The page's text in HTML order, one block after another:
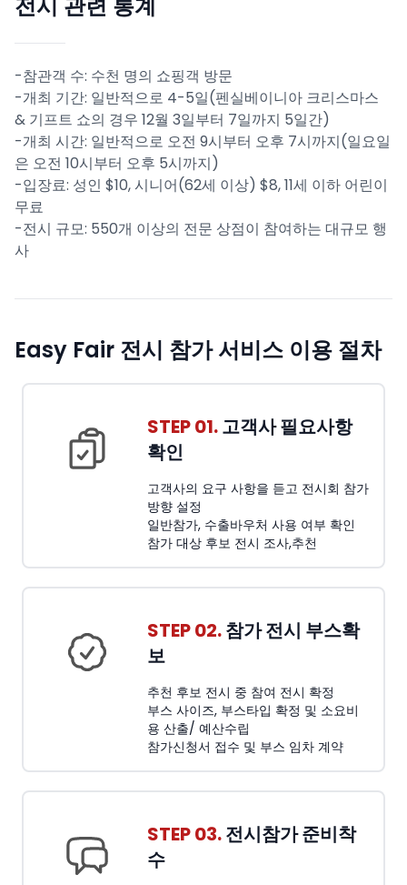
-참관객 수: 수천 명의 쇼핑객 방문
-개최 기간: 일반적으로 4-5일(펜실베이니아 크리스마스
& 기프트 쇼의 경우 12월 3일부터 7일까지 5일간)
-개최 시간: 일반적으로 오전 9시부터 오후 7시까지(일요일
은 오전 10시부터 오후 5시까지)
-입장료: 성인 $10, 시니어(62세 이상) $8, 11세 이하 어린이
무료
-전시 규모: 550개 이상의 전문 상점이 참여하는 대규모 행
사
Easy Fair 전시 참가 서비스 이용 절차
STEP 01.고객사 필요사항
확인
고객사의 요구 사항을 듣고 전시회 참가
방향 설정
일반참가, 수출바우처 사용 여부 확인
참가 대상 후보 전시 조사,추천
STEP 02.참가 전시 부스확
보
추천 후보 전시 중 참여 전시 확정
부스 사이즈, 부스타입 확정 및 소요비
용 산출/ 예산수립
참가신청서 접수 및 부스 임차 계약
STEP 03.전시참가 준비착
수